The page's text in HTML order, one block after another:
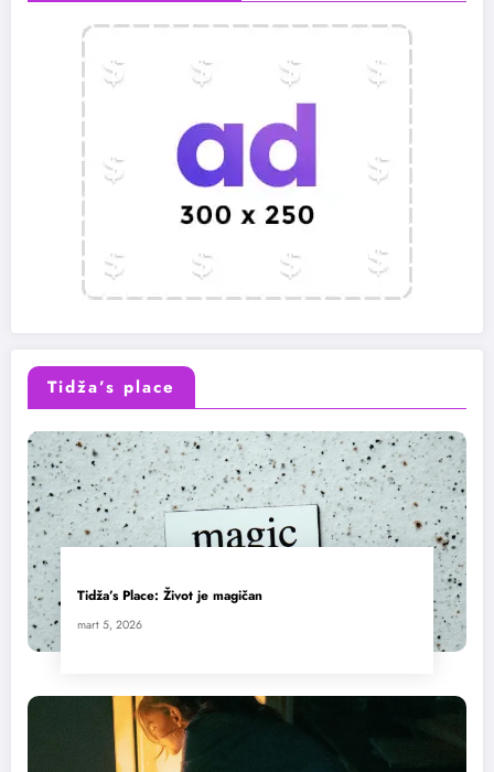
Tidža’s place
Tidža’s Place: Život je magičan
mart 5, 2026